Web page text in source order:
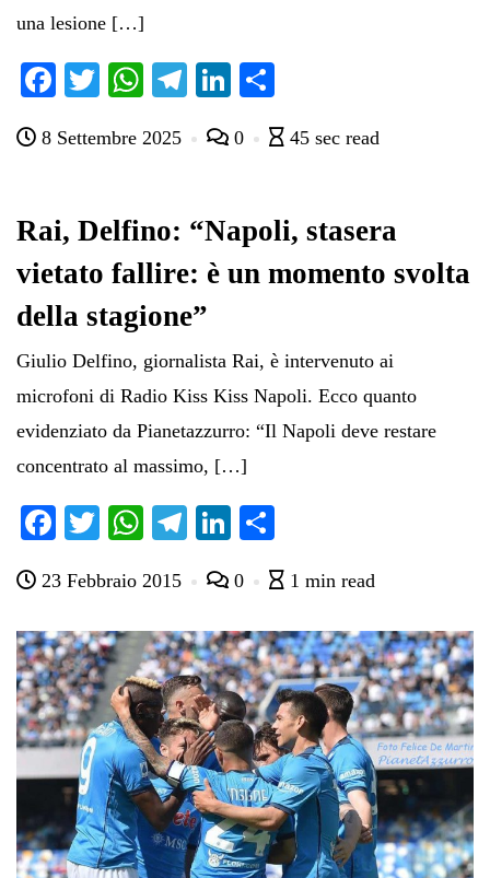
una lesione […]
Fa
bo
T
tte
W
ts
pp
Te
gr
m
Li
ed di
di
8 Settembre 2025 0 45 sec read
Rai, Delfino: “Napoli, stasera
vietato fallire: è un momento svolta
della stagione”
Giulio Delfino, giornalista Rai, è intervenuto ai
microfoni di Radio Kiss Kiss Napoli. Ecco quanto
evidenziato da Pianetazzurro: “Il Napoli deve restare
concentrato al massimo, […]
Fa
bo
ok
T
tte
r
W
ts
A
pp
Te
gr
a
m
Li
ed
In
di
vi
di
23 Febbraio 2015 0 1 min read